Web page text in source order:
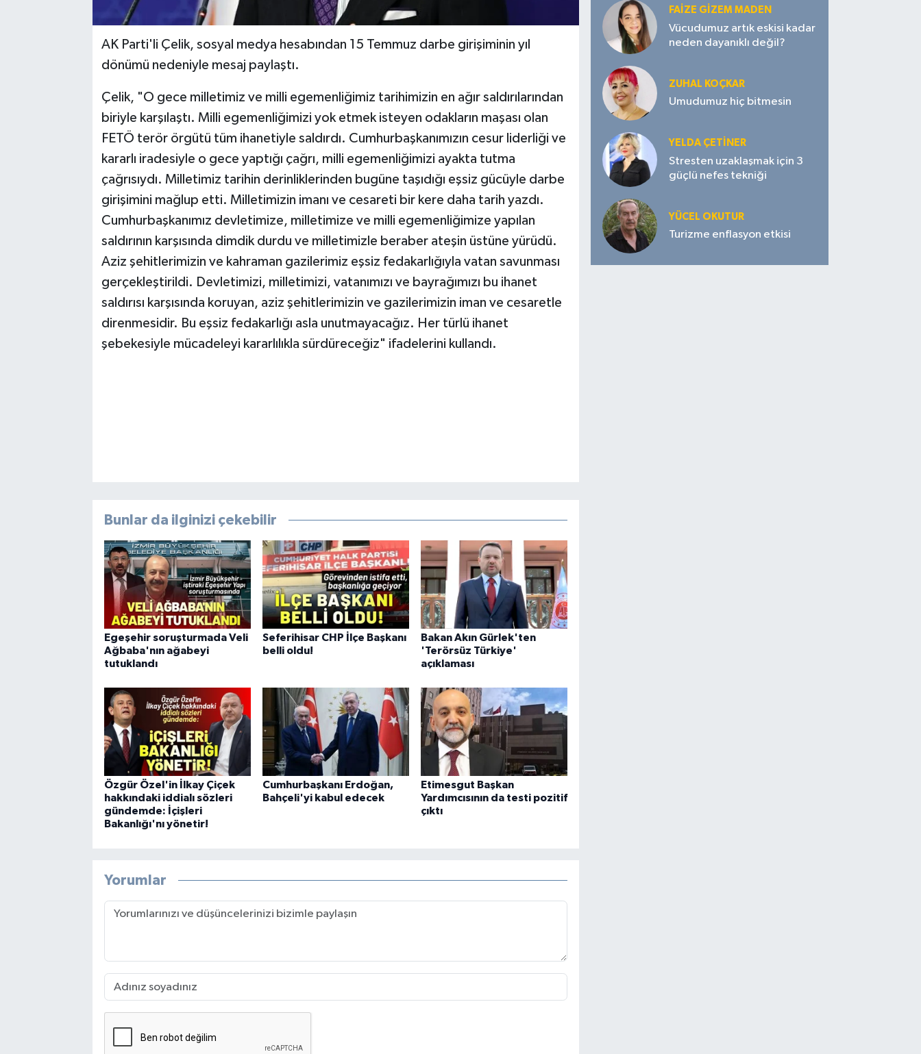
AK Parti'li Çelik, sosyal medya hesabından 15 Temmuz darbe girişiminin yıl
dönümü nedeniyle mesaj paylaştı.
Çelik, "O gece milletimiz ve milli egemenliğimiz tarihimizin en ağır saldırılarından
biriyle karşılaştı. Milli egemenliğimizi yok etmek isteyen odakların maşası olan
FETÖ terör örgütü tüm ihanetiyle saldırdı. Cumhurbaşkanımızın cesur liderliği ve
kararlı iradesiyle o gece yaptığı çağrı, milli egemenliğimizi ayakta tutma
çağrısıydı. Milletimiz tarihin derinliklerinden bugüne taşıdığı eşsiz gücüyle darbe
girişimini mağlup etti. Milletimizin imanı ve cesareti bir kere daha tarih yazdı.
Cumhurbaşkanımız devletimize, milletimize ve milli egemenliğimize yapılan
saldırının karşısında dimdik durdu ve milletimizle beraber ateşin üstüne yürüdü.
Aziz şehitlerimizin ve kahraman gazilerimiz eşsiz fedakarlığıyla vatan savunması
gerçekleştirildi. Devletimizi, milletimizi, vatanımızı ve bayrağımızı bu ihanet
saldırısı karşısında koruyan, aziz şehitlerimizin ve gazilerimizin iman ve cesaretle
direnmesidir. Bu eşsiz fedakarlığı asla unutmayacağız. Her türlü ihanet
şebekesiyle mücadeleyi kararlılıkla sürdüreceğiz" ifadelerini kullandı.
Bunlar da ilginizi çekebilir
Egeşehir soruşturmada Veli
Ağbaba'nın ağabeyi
tutuklandı
Seferihisar CHP İlçe Başkanı
belli oldu!
Bakan Akın Gürlek'ten
'Terörsüz Türkiye'
açıklaması
Özgür Özel'in İlkay Çiçek
hakkındaki iddialı sözleri
gündemde: İçişleri
Bakanlığı'nı yönetir!
Cumhurbaşkanı Erdoğan,
Bahçeli'yi kabul edecek
Etimesgut Başkan
Yardımcısının da testi pozitif
çıktı
Yorumlar
FAIZE GIZEM MADEN
Vücudumuz artık eskisi kadar
neden dayanıklı değil?
ZUHAL KOÇKAR
Umudumuz hiç bitmesin
YELDA ÇETİNER
Stresten uzaklaşmak için 3
güçlü nefes tekniği
YÜCEL OKUTUR
Turizme enflasyon etkisi